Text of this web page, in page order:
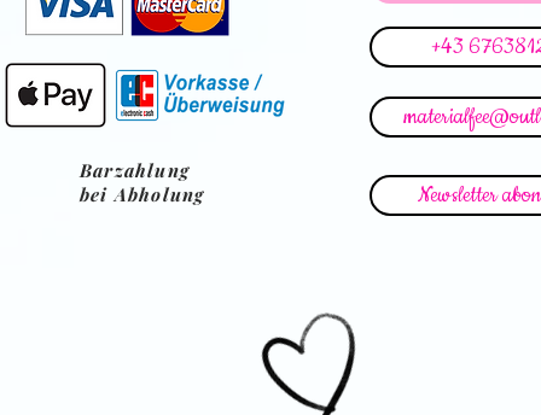
+43
Barzahlung
bei Abholung
Newsletter